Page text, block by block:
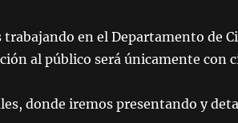
en el Departamento de
al público será únicamente con
donde iremos presentando y